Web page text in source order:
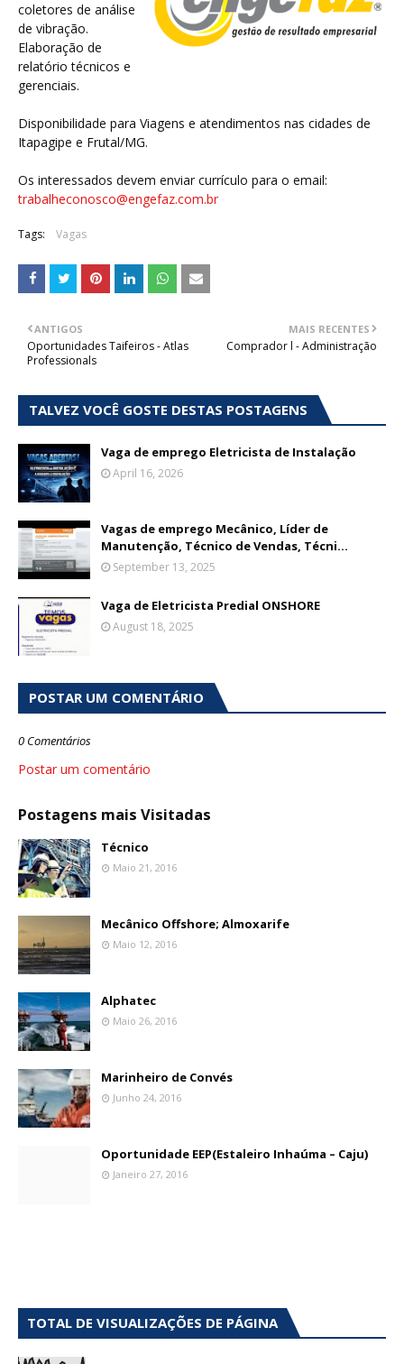
coletores de análise
de vibração.
Elaboração de
relatório técnicos e
gerenciais.
Disponibilidade para Viagens e atendimentos nas cidades de
Itapagipe e Frutal/MG.
Os interessados devem enviar currículo para o email:
trabalheconosco@engefaz.com.br
Tags: Vagas
MAIS RECENTES
Comprador l - Administração
ANTIGOS
Oportunidades Taifeiros - Atlas
Professionals
TALVEZ VOCÊ GOSTE DESTAS POSTAGENS
Vaga de emprego Eletricista de Instalação
April 16, 2026
Vagas de emprego Mecânico, Líder de
Manutenção, Técnico de Vendas, Técni...
September 13, 2025
Vaga de Eletricista Predial ONSHORE
August 18, 2025
POSTAR UM COMENTÁRIO
0 Comentários
Postar um comentário
Postagens mais Visitadas
Técnico
Maio 21, 2016
Mecânico Offshore; Almoxarife
Maio 12, 2016
Alphatec
Maio 26, 2016
Marinheiro de Convés
Junho 24, 2016
Oportunidade EEP(Estaleiro Inhaúma – Caju)
Janeiro 27, 2016
TOTAL DE VISUALIZAÇÕES DE PÁGINA